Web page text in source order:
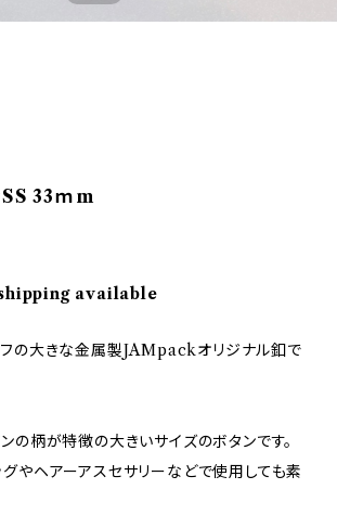
33ｍm
available
フの大きな金属製JAMpackオリジナル釦で
の柄が特徴の大きいサイズのボタンです。
やヘアーアスセサリーなどで使用しても素